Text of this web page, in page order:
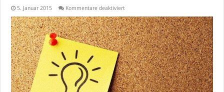
5. Januar 2015 Kommentare deaktiviertfür
Wurstfüller
–
Bratwurst
selber
machen